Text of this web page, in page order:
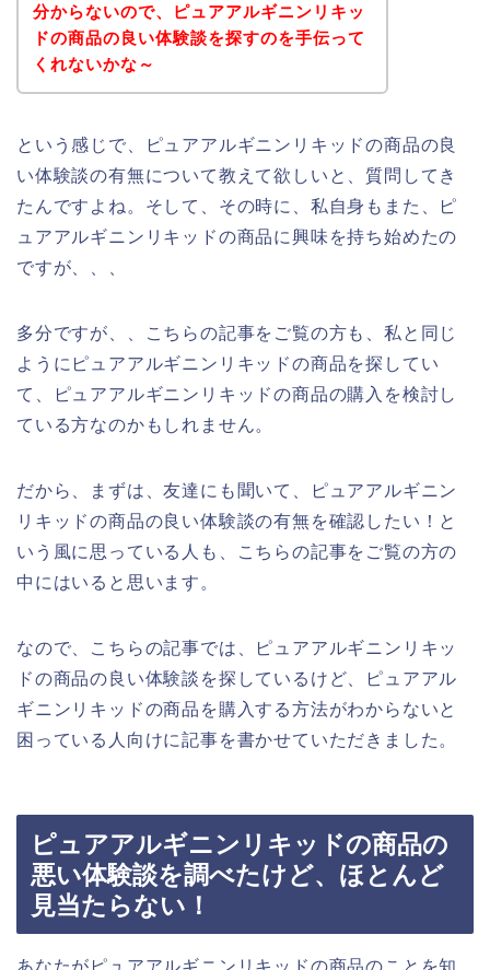
分からないので、ピュアアルギニンリキッ
ドの商品の良い体験談を探すのを手伝って
くれないかな～
という感じで、ピュアアルギニンリキッドの商品の良
い体験談の有無について教えて欲しいと、質問してき
たんですよね。そして、その時に、私自身もまた、ピ
ュアアルギニンリキッドの商品に興味を持ち始めたの
ですが、、、
多分ですが、、こちらの記事をご覧の方も、私と同じ
ようにピュアアルギニンリキッドの商品を探してい
て、ピュアアルギニンリキッドの商品の購入を検討し
ている方なのかもしれません。
だから、まずは、友達にも聞いて、ピュアアルギニン
リキッドの商品の良い体験談の有無を確認したい！と
いう風に思っている人も、こちらの記事をご覧の方の
中にはいると思います。
なので、こちらの記事では、ピュアアルギニンリキッ
ドの商品の良い体験談を探しているけど、ピュアアル
ギニンリキッドの商品を購入する方法がわからないと
困っている人向けに記事を書かせていただきました。
ピュアアルギニンリキッドの商品の
悪い体験談を調べたけど、ほとんど
見当たらない！